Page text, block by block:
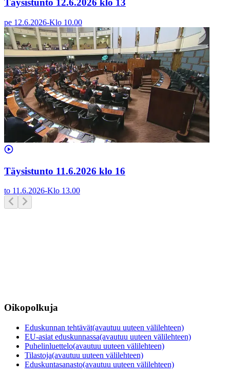
Täysistunto 12.6.2026 klo 13
pe 12.6.2026-Klo 10.00
Täysistunto 11.6.2026 klo 16
to 11.6.2026-Klo 13.00
Oikopolkuja
Eduskunnan tehtävät(avautuu uuteen välilehteen)
EU-asiat eduskunnassa(avautuu uuteen välilehteen)
Puhelinluettelo(avautuu uuteen välilehteen)
Tilastoja(avautuu uuteen välilehteen)
Eduskuntasanasto(avautuu uuteen välilehteen)